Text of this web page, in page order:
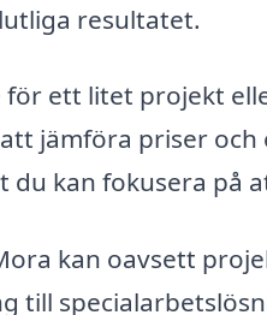
resultatet.
ett litet projekt
jämföra priser
du kan fokusera på
kan oavsett
till